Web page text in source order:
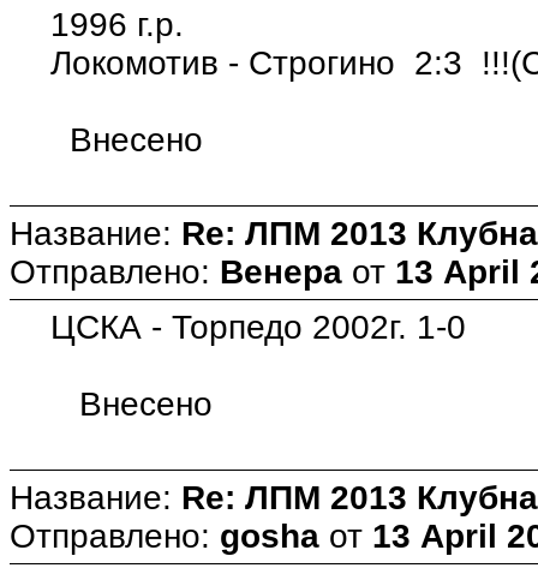
1996 г.р.
Локомотив - Строгино 2:3
Внесено
Название: Re: ЛПМ 2013
Отправлено: Венера от 13 April
ЦСКА - Торпедо 2002г. 1-0
Внесено
Название: Re: ЛПМ 2013
Отправлено: gosha от 13 April